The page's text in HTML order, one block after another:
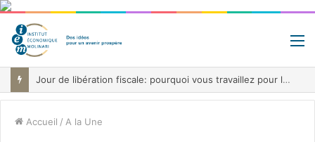
Fiscalité record, déficit record et 10 milliards à trouver: le paradoxe belge au cœur de la bataille budgétaire
Accueil / A la Une